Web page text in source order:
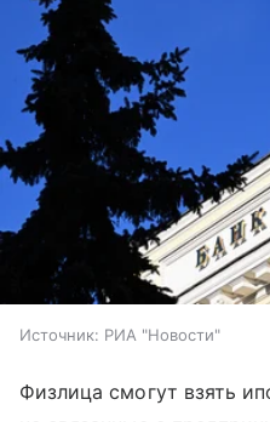
Источник: РИА "Новости"
Физлица смогут взять